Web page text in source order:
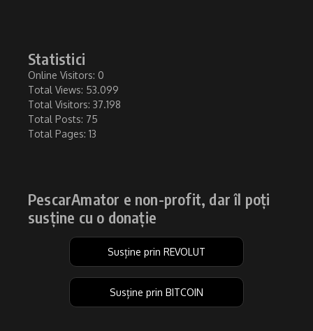
Statistici
Online Visitors: 0
Total Views: 53.099
Total Visitors: 37.198
Total Posts: 75
Total Pages: 13
PescarAmator e non-profit, dar îl poți
susține cu o donație
Susține prin REVOLUT
Susține prin BITCOIN